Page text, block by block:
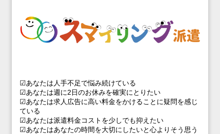
☑あなたは人手不足で悩み続けている
☑あなたは週に2日のお休みを確実にとりたい
☑あなたは求人広告に高い料金をかけることに疑問を感じ
ている
☑あなたは派遣料金コストを少しでも抑えたい
☑あなたはあなたの時間を大切にしたいと心よりそう思う